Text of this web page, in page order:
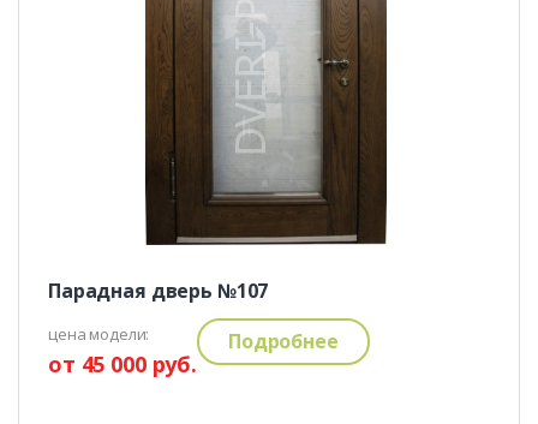
Парадная дверь №107
цена модели:
от 45 000 руб.
Подробнее